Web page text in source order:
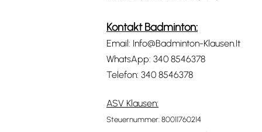
Kontakt Badminton:
Email: Info@Badminton-Klausen.It
WhatsApp: 340 8546378
Telefon: 340 8546378
ASV Klausen:
Steuernummer: 80011760214